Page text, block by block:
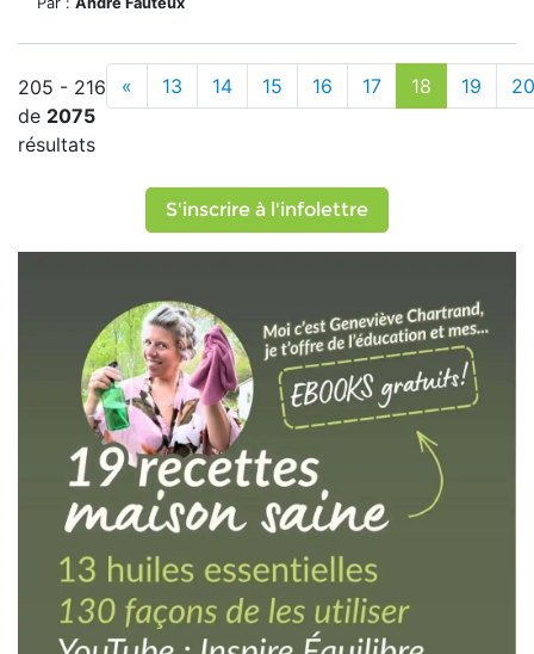
205 - 216
de 2075
résultats
« 13 14 15 16 17 18 19 20
S'inscrire à l'infolettre